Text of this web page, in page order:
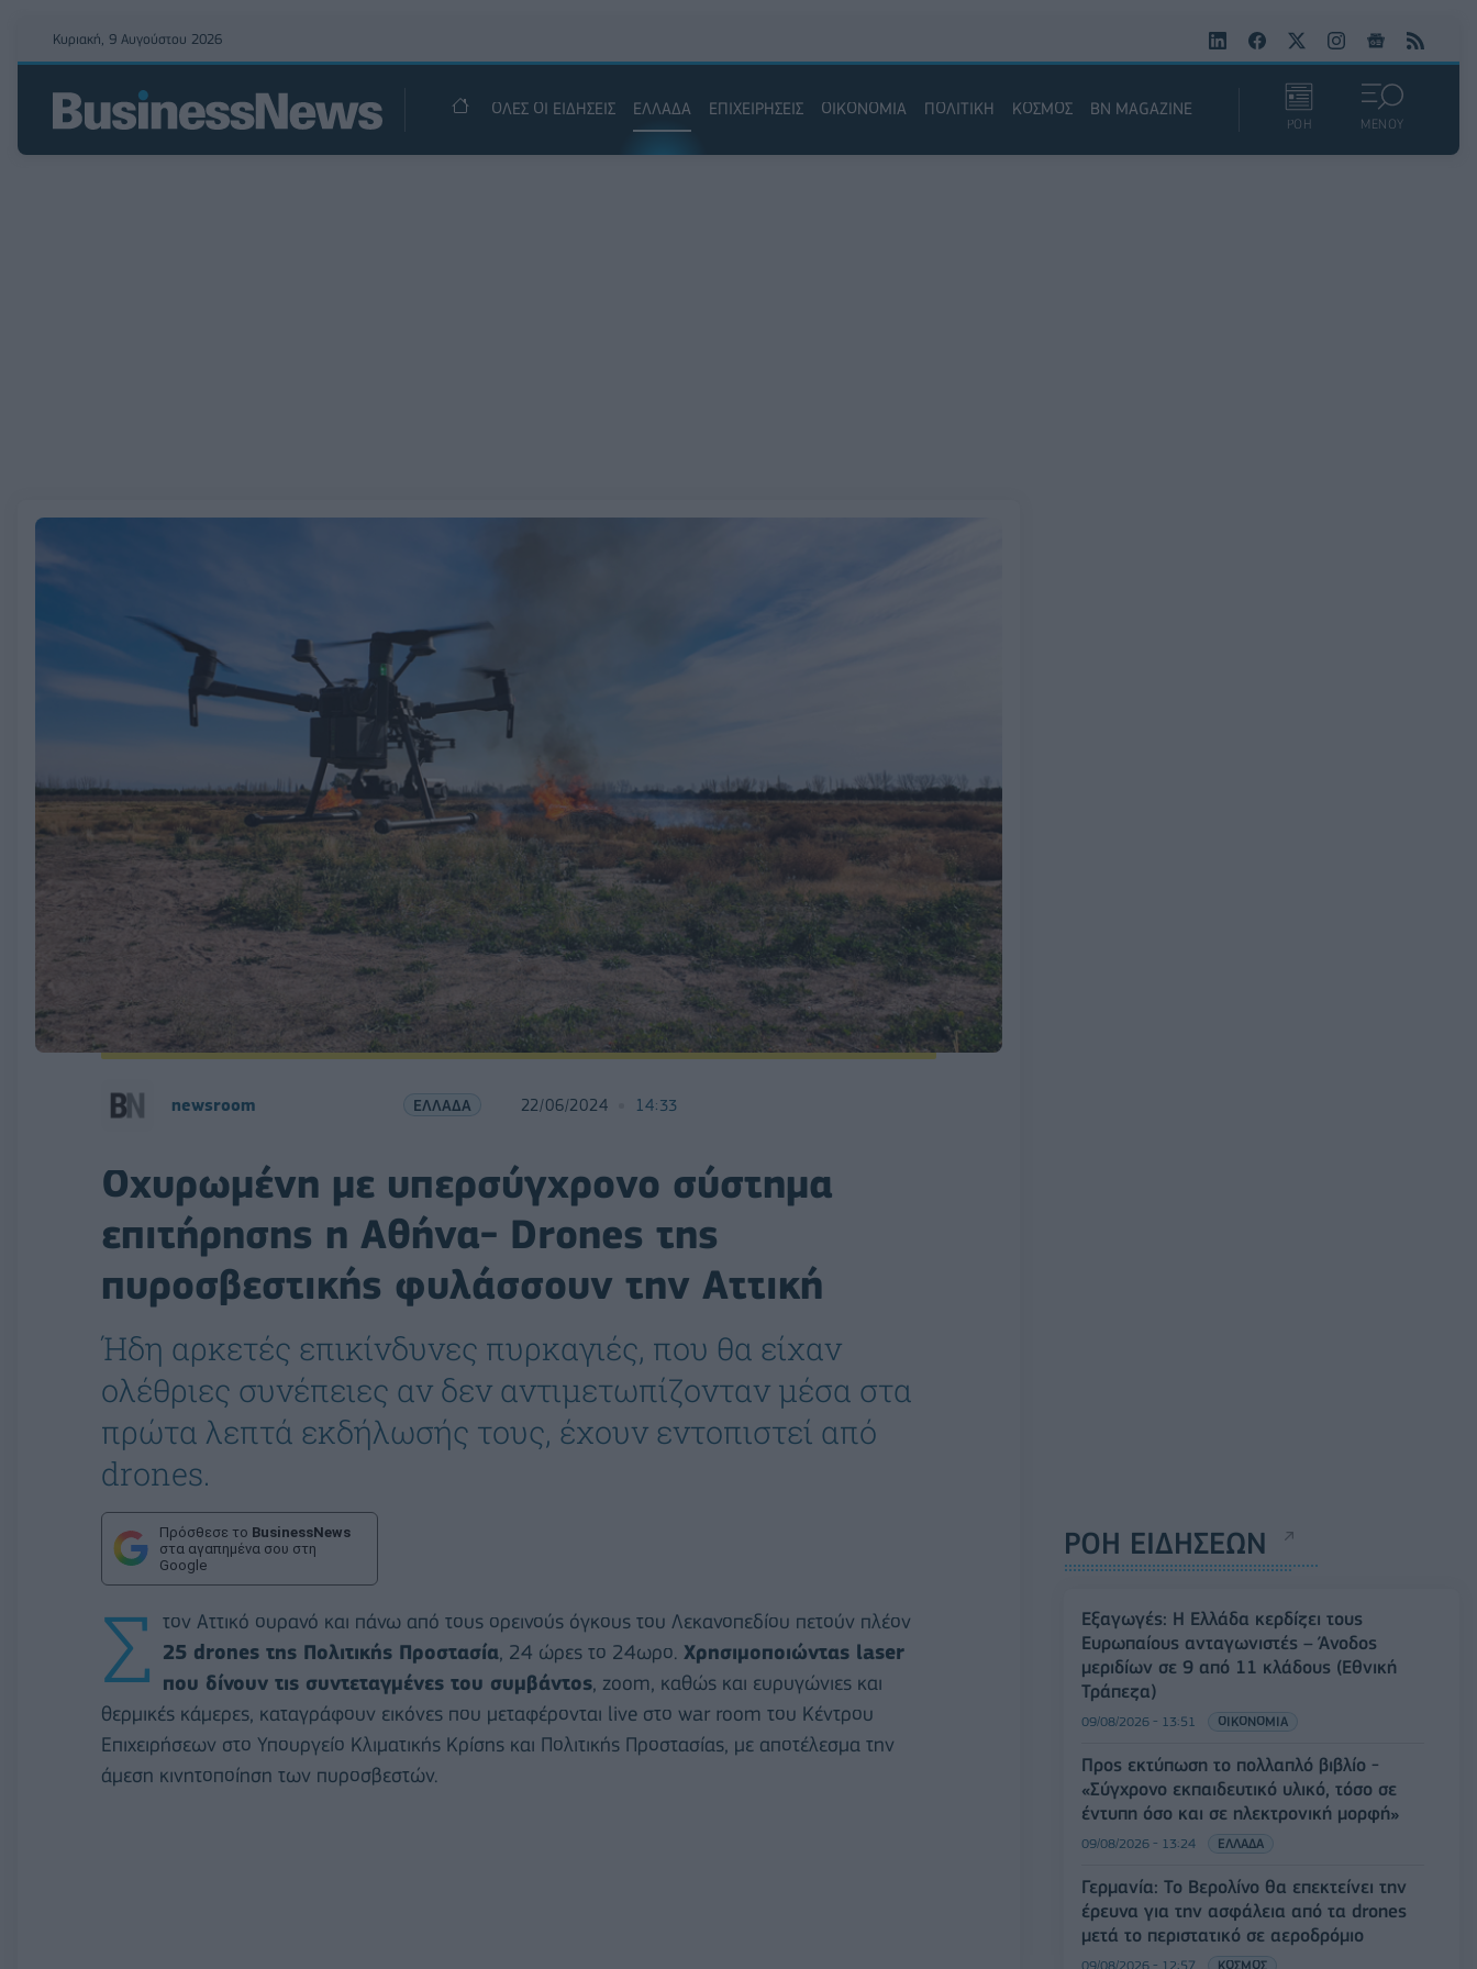
Κυριακή, 9 Αυγούστου 2026
ΟΛΕΣ ΟΙ ΕΙΔΗΣΕΙΣ ΕΛΛΑΔΑ ΕΠΙΧΕΙΡΗΣΕΙΣ ΟΙΚΟΝΟΜΙΑ ΠΟΛΙΤΙΚΗ ΚΟΣΜΟΣ BN MAGAZINE
ΡΟΗ ΜΕΝΟΥ
newsroom ΕΛΛΑΔΑ 22/06/2024 14:33
Οχυρωμένη με υπερσύγχρονο σύστημα
επιτήρησης η Αθήνα- Drones της
πυροσβεστικής φυλάσσουν την Αττική
Ήδη αρκετές επικίνδυνες πυρκαγιές, που θα είχαν
ολέθριες συνέπειες αν δεν αντιμετωπίζονταν μέσα στα
πρώτα λεπτά εκδήλωσής τους, έχουν εντοπιστεί από
drones.
Πρόσθεσε το BusinessNews
στα αγαπημένα σου στη
Google
Σ τον Αττικό ουρανό και πάνω από τους ορεινούς όγκους του Λεκανοπεδίου πετούν πλέον
25 drones της Πολιτικής Προστασία , 24 ώρες το 24ωρο. Χρησιμοποιώντας laser
που δίνουν τις συντεταγμένες του συμβάντος , zoom, καθώς και ευρυγώνιες και
θερμικές κάμερες, καταγράφουν εικόνες που μεταφέρονται live στο war room του Κέντρου
Επιχειρήσεων στο Υπουργείο Κλιματικής Κρίσης και Πολιτικής Προστασίας, με αποτέλεσμα την
άμεση κινητοποίηση των πυροσβεστών.
ΡΟΗ ΕΙΔΗΣΕΩΝ
Εξαγωγές: Η Ελλάδα κερδίζει τους
Ευρωπαίους ανταγωνιστές – Άνοδος
μεριδίων σε 9 από 11 κλάδους (Εθνική
Τράπεζα)
09/08/2026 - 13:51 ΟΙΚΟΝΟΜΙΑ
Προς εκτύπωση το πολλαπλό βιβλίο -
«Σύγχρονο εκπαιδευτικό υλικό, τόσο σε
έντυπη όσο και σε ηλεκτρονική μορφή»
09/08/2026 - 13:24 ΕΛΛΑΔΑ
Γερμανία: Το Βερολίνο θα επεκτείνει την
έρευνα για την ασφάλεια από τα drones
μετά το περιστατικό σε αεροδρόμιο
09/08/2026 - 12:57 ΚΟΣΜΟΣ